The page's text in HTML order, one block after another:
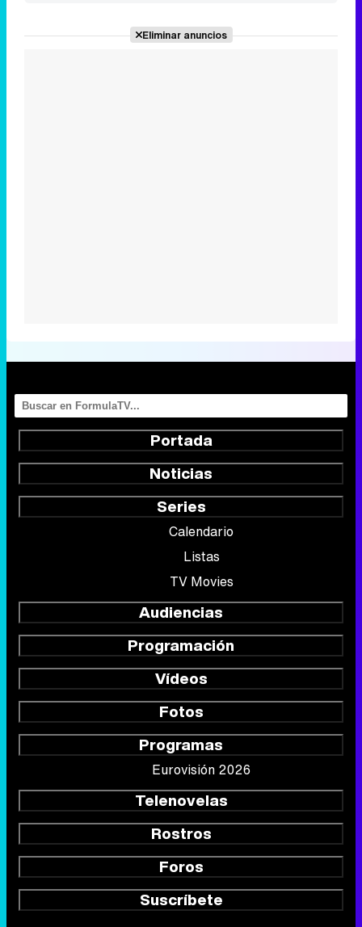
Eliminar anuncios
Portada
Noticias
Series
Calendario
Listas
TV Movies
Audiencias
Programación
Vídeos
Fotos
Programas
Eurovisión 2026
Telenovelas
Rostros
Foros
Suscríbete